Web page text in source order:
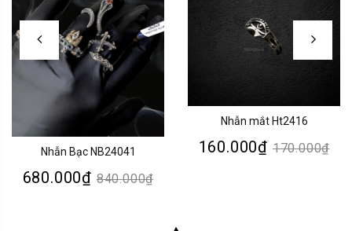
Nhẫn Bạc NB24041
680.000₫ 840.000₫
Nhẫn mắt Ht2416
160.000₫ 170.000₫